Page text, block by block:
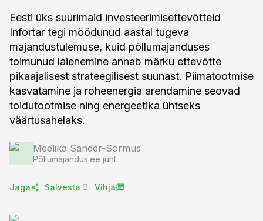
Eesti üks suurimaid investeerimisettevõtteid
Infortar tegi möödunud aastal tugeva
majandustulemuse, kuid põllumajanduses
toimunud laienemine annab märku ettevõtte
pikaajalisest strateegilisest suunast. Piimatootmise
kasvatamine ja roheenergia arendamine seovad
toidutootmise ning energeetika ühtseks
väärtusahelaks.
Meelika Sander-Sõrmus
Põllumajandus.ee juht
Jaga Salvesta Vihja